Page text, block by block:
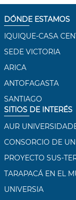
DÓNDE ESTAMOS
IQUIQUE-CASA
SEDE VICTORIA
ARICA
ANTOFAGASTA
SANTIAGO
SITIOS DE INTERÉS
AUR
CONSORCIO DE
PROYECTO SUS-
TARAPACÁ EN EL
UNIVERSIA